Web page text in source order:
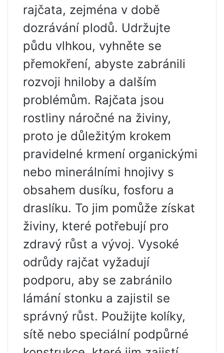
rajčata, zejména v době
dozrávání plodů. Udržujte
půdu vlhkou, vyhněte se
přemokření, abyste zabránili
rozvoji hniloby a dalším
problémům. Rajčata jsou
rostliny náročné na živiny,
proto je důležitým krokem
pravidelné krmení organickými
nebo minerálními hnojivy s
obsahem dusíku, fosforu a
draslíku. To jim pomůže získat
živiny, které potřebují pro
zdravý růst a vývoj. Vysoké
odrůdy rajčat vyžadují
podporu, aby se zabránilo
lámání stonku a zajistil se
správný růst. Použijte kolíky,
sítě nebo speciální podpůrné